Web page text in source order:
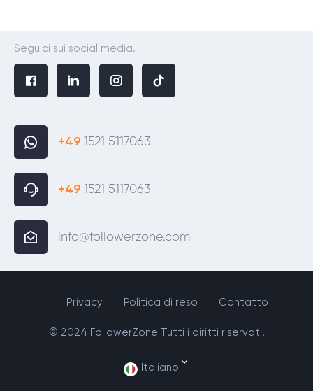
Seguici sui social media.
+49 1521 5117063
+49 1521 5117063
info@followerzone.com
Italiano
© 2024 FollowerZone Tutti i diritti riservati.
Privacy Politica di reso Contatto